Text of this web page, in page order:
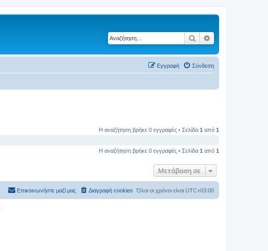
Αναζήτηση
Σύνδεση
Εγγραφή
Η αναζήτηση βρήκε 0 εγγραφές • Σελίδα 1 από 1
Η αναζήτηση βρήκε 0 εγγραφές • Σελίδα 1 από 1
Μετάβαση σε
Όλοι οι χρόνοι είναι UTC+03:00
Διαγραφή cookies
Επικοινωνήστε μαζί μας